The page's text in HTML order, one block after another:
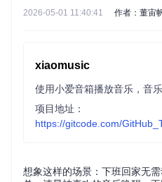
2026-05-01 11:40:41 作者：董宙
xiaomusic
使用小爱音箱播放音乐，音
项目地址：
https://gitcode.com/
想象这样的场景：下班回家无